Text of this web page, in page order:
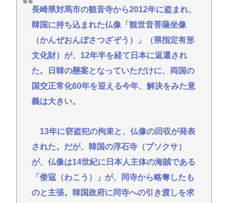
結婚式やると近所の花屋が潰れない理由がわかる
「こんなに金取るのかよ！？」って驚くぞ
うつ病が治って復職できたらマッマと旅行に行きた
レスバトル星人「この惑星で一番レスバが強い奴を
出せ。そいつが負けたら滅ぼす」👈誰を出す？
「そば（うどん）+いなり寿司」ってセットをあまり
長崎県対馬市の観音寺から2012年に盗まれ、
韓国に持ち込まれた仏像「観世音菩薩坐像
（かんぜおんぼさつざぞう）」（県指定有形
文化財）が、12年半を経て日本に返還され
た。日韓の懸案となっていただけに、両国の
国交正常化60年を迎える今年、解決をみた意
義は大きい。
13年に窃盗犯の拘束と、仏像の回収が発表
された。だが、韓国の浮石寺（プソクサ）
が、仏像は14世紀に日本人主体の海賊である
「倭寇（わこう）」が、同寺から略奪したも
のと主張。韓国政府に同寺への引き渡しを求